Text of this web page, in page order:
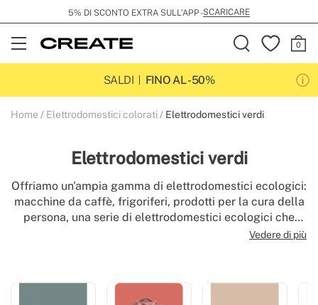
5% DI SCONTO EXTRA SULL’APP -SCARICARE
Open
Menu
SALDI
FINO AL -50%
Home Elettrodomestici colorati Elettrodomestici verdi
Elettrodomestici verdi
Offriamo un'ampia gamma di elettrodomestici ecologici:
macchine da caffè, frigoriferi, prodotti per la cura della
persona, una serie di elettrodomestici ecologici che
riportano la natura nella nostra vita quotidiana. Si
colore alla casa.
Vedere di più